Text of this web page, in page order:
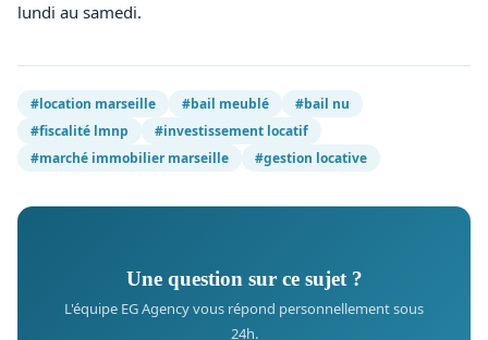
lundi au samedi.
#location marseille #bail meublé
#bail nu
#fiscalité lmnp
#investissement locatif
#marché immobilier marseille
#gestion locative
Une question sur ce sujet ?
L'équipe EG Agency vous répond personnellement sous
24h.